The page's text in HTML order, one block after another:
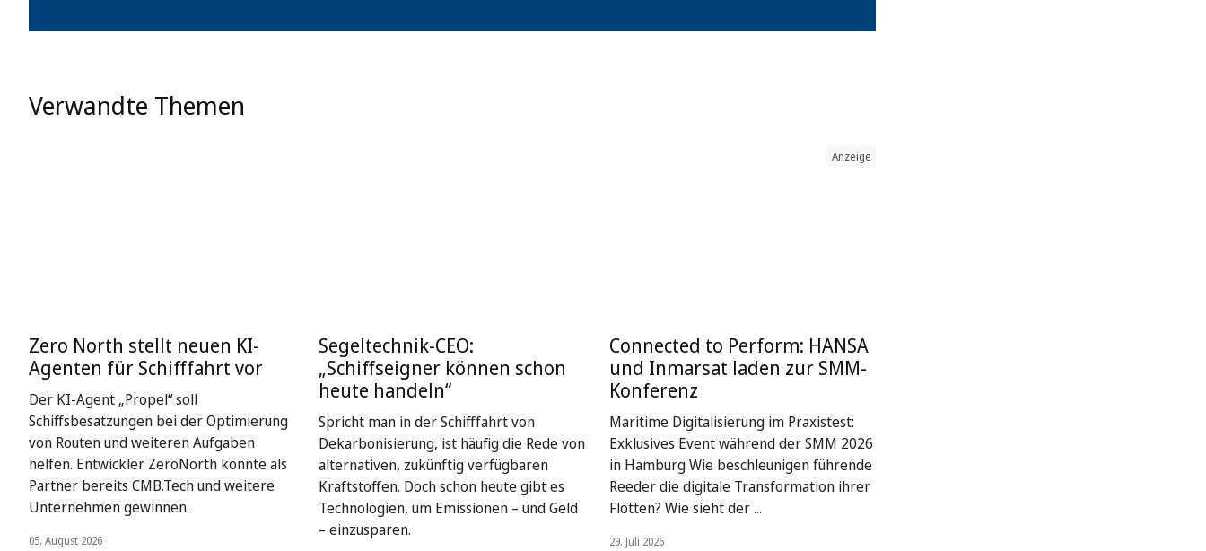
Verwandte Themen
Zero North stellt neuen KI-
Agenten für Schifffahrt vor
Der KI-Agent „Propel“ soll
Schiffsbesatzungen bei der Optimierung
von Routen und weiteren Aufgaben
helfen. Entwickler ZeroNorth konnte als
Partner bereits CMB.Tech und weitere
Unternehmen gewinnen.
05. August 2026
Segeltechnik-CEO:
„Schiffseigner können schon
heute handeln“
Spricht man in der Schifffahrt von
Dekarbonisierung, ist häufig die Rede von
alternativen, zukünftig verfügbaren
Kraftstoffen. Doch schon heute gibt es
Technologien, um Emissionen – und Geld
– einzusparen.
Anzeige
Connected to Perform: HANSA
und Inmarsat laden zur SMM-
Konferenz
Maritime Digitalisierung im Praxistest:
Exklusives Event während der SMM 2026
in Hamburg Wie beschleunigen führende
Reeder die digitale Transformation ihrer
Flotten? Wie sieht der ...
29. Juli 2026